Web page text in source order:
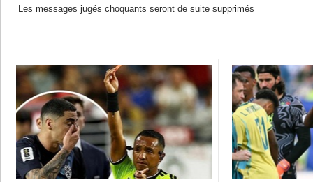
Les messages jugés choquants seront de suite supprimés